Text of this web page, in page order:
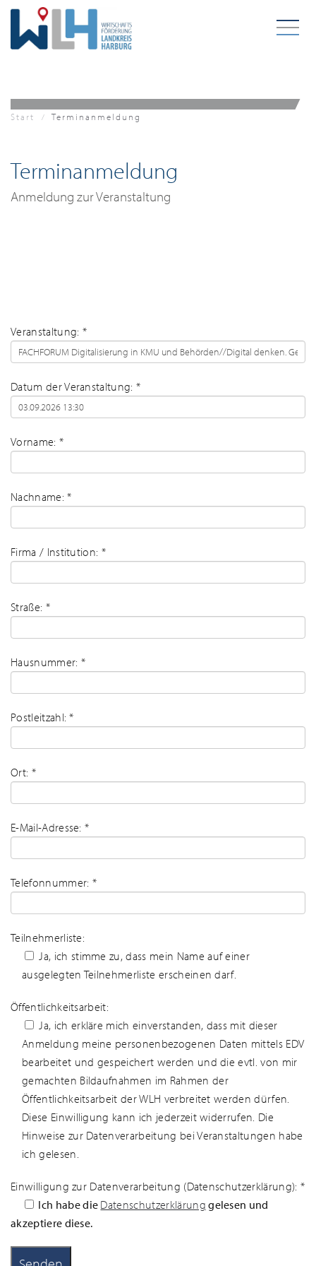
Zum Hauptinhalt springen
Start Terminanmeldung
Terminanmeldung
Anmeldung zur Veranstaltung
Veranstaltung: *
Datum der Veranstaltung: *
Vorname: *
Nachname: *
Firma / Institution: *
Straße: *
Hausnummer: *
Postleitzahl: *
Ort: *
E-Mail-Adresse: *
Telefonnummer: *
Teilnehmerliste:
Ja, ich stimme zu, dass mein Name auf einer
ausgelegten Teilnehmerliste erscheinen darf.
Öffentlichkeitsarbeit:
Ja, ich erkläre mich einverstanden, dass mit dieser
Anmeldung meine personenbezogenen Daten mittels EDV
bearbeitet und gespeichert werden und die evtl. von mir
gemachten Bildaufnahmen im Rahmen der
Öffentlichkeitsarbeit der WLH verbreitet werden dürfen.
Diese Einwilligung kann ich jederzeit widerrufen. Die
Hinweise zur Datenverarbeitung bei Veranstaltungen habe
ich gelesen.
Einwilligung zur Datenverarbeitung (Datenschutzerklärung): *
Ich habe die Datenschutzerklärung gelesen und
akzeptiere diese.